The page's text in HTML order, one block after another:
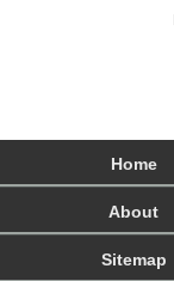
Home
About
Sitemap